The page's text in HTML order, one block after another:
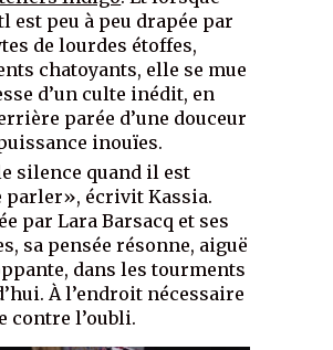
est peu à peu drapée par
de lourdes étoffes,
chatoyants, elle se mue
d’un culte inédit, en
parée d’une douceur
inouïes.
silence quand il est
parler», écrivit Kassia.
par Lara Barsacq et ses
sa pensée résonne, aiguë
dans les tourments
À l’endroit nécessaire
contre l’oubli.